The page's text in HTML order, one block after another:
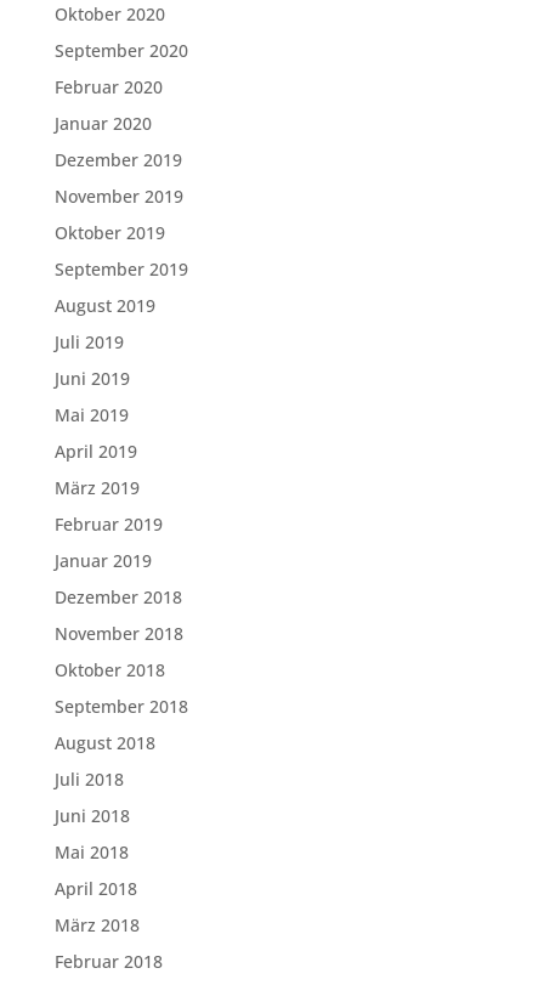
Oktober 2020
September 2020
Februar 2020
Januar 2020
Dezember 2019
November 2019
Oktober 2019
September 2019
August 2019
Juli 2019
Juni 2019
Mai 2019
April 2019
März 2019
Februar 2019
Januar 2019
Dezember 2018
November 2018
Oktober 2018
September 2018
August 2018
Juli 2018
Juni 2018
Mai 2018
April 2018
März 2018
Februar 2018